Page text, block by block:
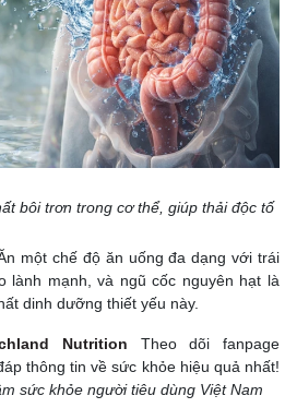
bôi trơn trong cơ thể, giúp thải độc tố
một chế độ ăn uống đa dạng với trái
lành mạnh, và ngũ cốc nguyên hạt là
dinh dưỡng thiết yếu này.
Nutrition Theo dõi fanpage
thông tin về sức khỏe hiệu quả nhất!
sức khỏe người tiêu dùng Việt Nam